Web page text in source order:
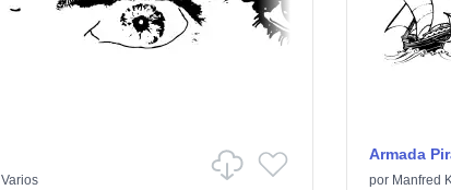
Varios
Armada
por Manfred